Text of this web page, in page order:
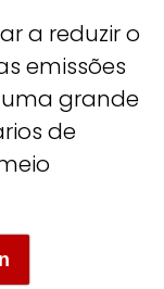
a reduzir o
emissões
uma grande
de